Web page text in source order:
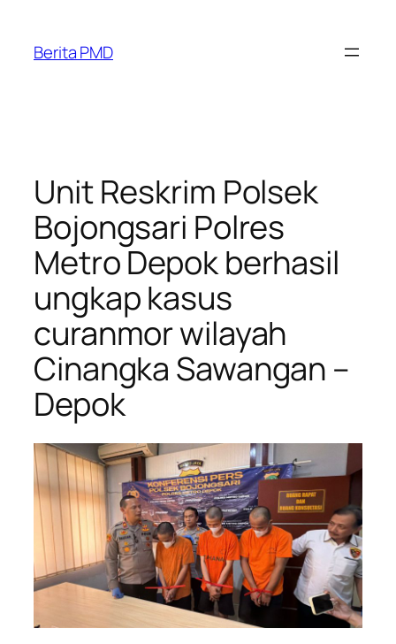
content
Berita PMD
Unit Reskrim Polsek
Bojongsari Polres
Metro Depok berhasil
ungkap kasus
curanmor wilayah
Cinangka Sawangan –
Depok